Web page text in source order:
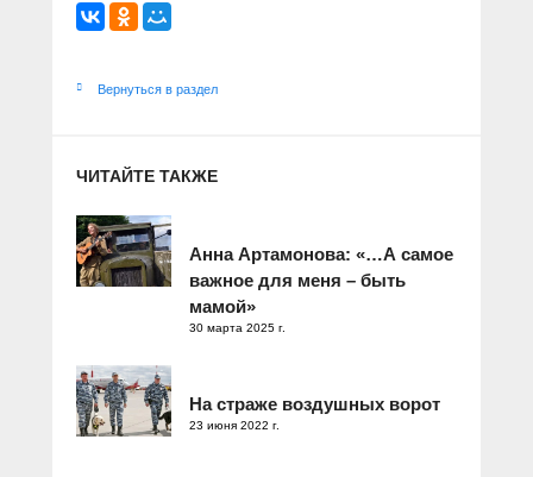
Вернуться в раздел
ЧИТАЙТЕ ТАКЖЕ
Анна Артамонова: «…А самое
важное для меня – быть
мамой»
30 марта 2025 г.
На страже воздушных ворот
23 июня 2022 г.